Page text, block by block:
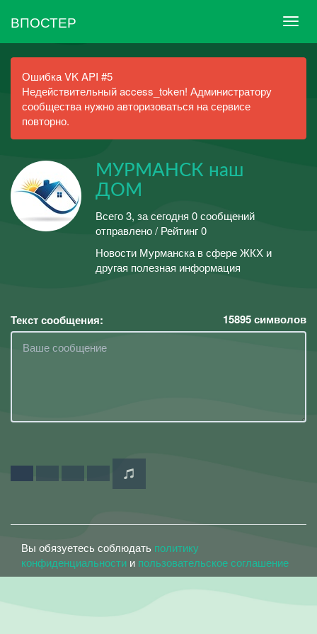
ВПОСТЕР
Ошибка VK API #5
Недействительный access_token! Администратору
сообщества нужно авторизоваться на сервисе
повторно.
МУРМАНСК наш
ДОМ
Всего 3, за сегодня 0 сообщений
отправлено / Рейтинг 0
Новости Мурманска в сфере ЖКХ и
другая полезная информация
Текст сообщения: 15895символов
Вы обязуетесь соблюдать политику
конфиденциальности и пользовательское соглашение